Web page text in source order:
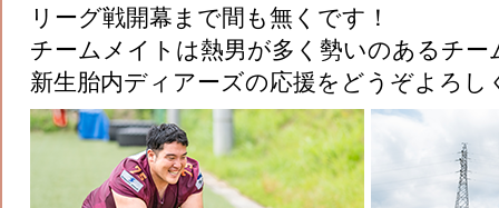
リーグ戦開幕まで間も無くです！
チームメイトは熱男が多く勢いのあるチー
新生胎内ディアーズの応援をどうぞよろし